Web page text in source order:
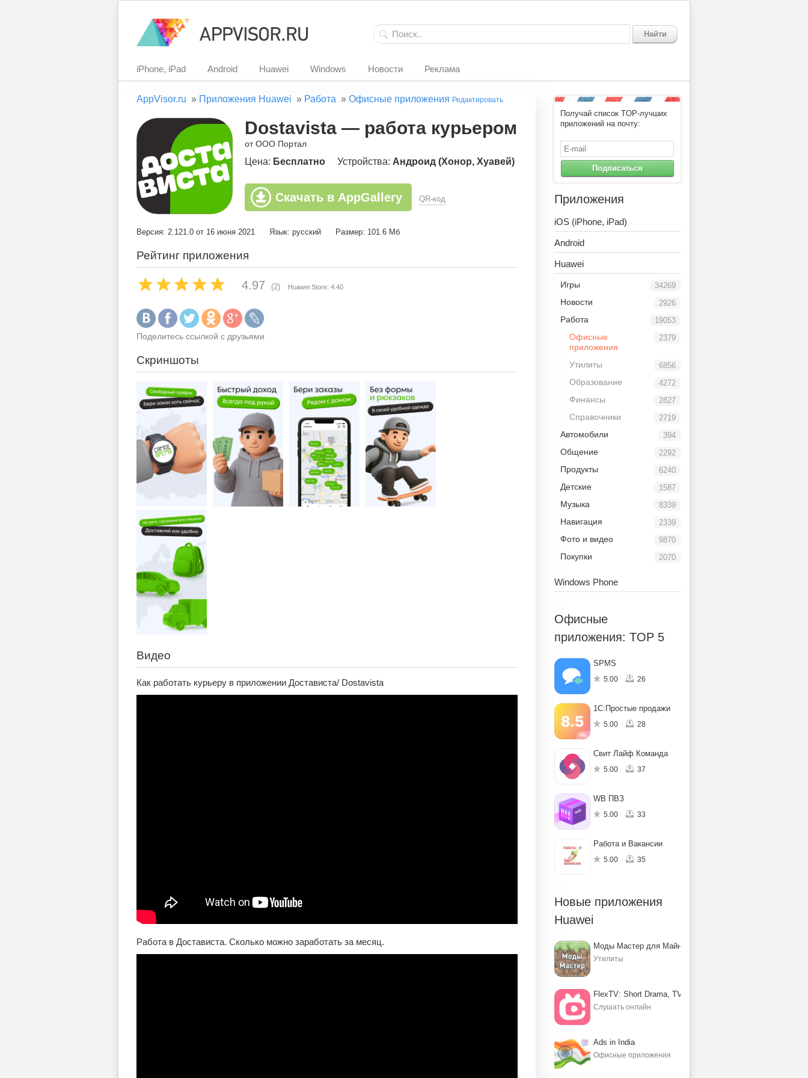
Найти
iPhone, iPad Android Huawei Windows Новости Реклама
AppVisor.ru » Приложения Huawei » Работа » Офисные приложения Редактировать
Dostavista — работа курьером
от ООО Портал
Цена: Бесплатно Устройства: Андроид (Хонор, Хуавей)
Скачать в AppGallery QR-код
Версия: 2.121.0 от 16 июня 2021 Язык: русский Размер: 101.6 Мб
Рейтинг приложения
4.97 (2) Huawei Store: 4.40
Поделитесь ссылкой с друзьями
Скриншоты
Видео
Как работать курьеру в приложении Достависта/ Dostavista
Работа в Достависта. Сколько можно заработать за месяц.
Получай список TOP-лучших
приложений на почту:
Подписаться
Приложения
iOS (iPhone, iPad)
Android
Huawei
34269
Игры
2926
Новости
19053
Работа
2379
Офисные
приложения
6856
Утилиты
4272
Образование
2827
Финансы
2719
Справочники
394
Автомобили
2292
Общение
6240
Продукты
1587
Детские
8339
Музыка
2339
Навигация
9870
Фото и видео
2070
Покупки
Windows Phone
Офисные
приложения: TOP 5
SPMS
5.00 26
1С:Простые продажи
5.00 28
Свит Лайф Команда
5.00 37
WB ПВЗ
5.00 33
Работа и Вакансии
5.00 35
Новые приложения
Huawei
Моды Мастер для Майнкрафт ПЕ
Утилиты
FlexTV: Short Drama, TV, Reels
Слушать онлайн
Ads in India
Офисные приложения